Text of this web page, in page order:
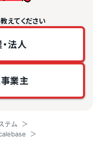
えてください
法人
業主
テム